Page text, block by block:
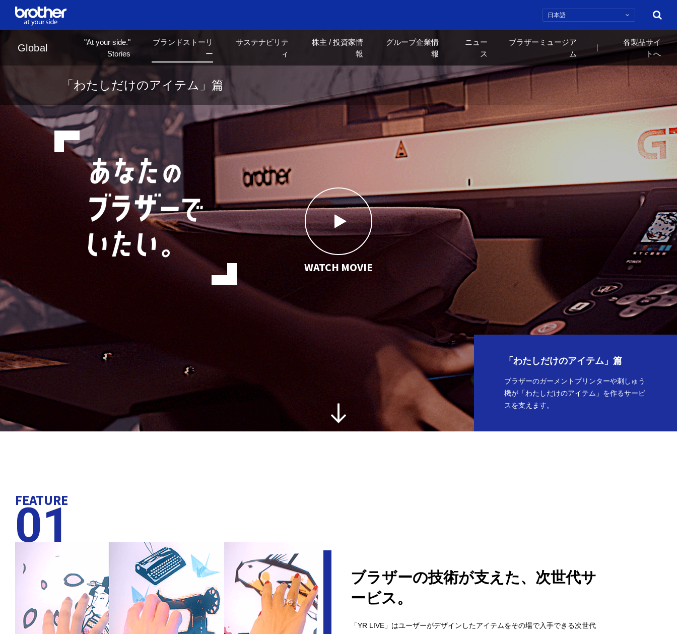
検索
Global
"At your side."
Stories
ブランドストーリ
ー
サステナビリテ
ィ
株主 / 投資家情
報
グループ企業情
報
ニュー
ス
ブラザーミュージア
ム
各製品サイ
トへ
「わたしだけのアイテム」篇
WATCH MOVIE
「わたしだけのアイテム」篇
ブラザーのガーメントプリンターや刺しゅう
機が「わたしだけのアイテム」を作るサービ
スを支えます。
FEATURE
01
ブラザーの技術が支えた、次世代サ
ービス。
「YR LIVE」はユーザーがデザインしたアイテムをその場で入手できる次世代